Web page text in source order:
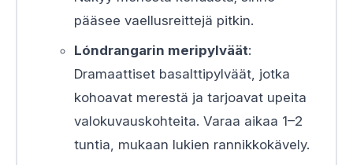
pääsee vaellusreittejä pitkin.
Lóndrangarin meripylväät:
Dramaattiset basalttipylväät, jotka
kohoavat merestä ja tarjoavat upeita
valokuvauskohteita. Varaa aikaa 1–2
tuntia, mukaan lukien rannikkokävely.